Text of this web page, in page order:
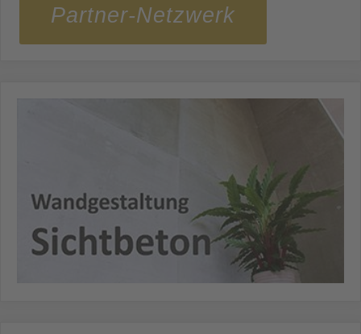
Partner-Netzwerk